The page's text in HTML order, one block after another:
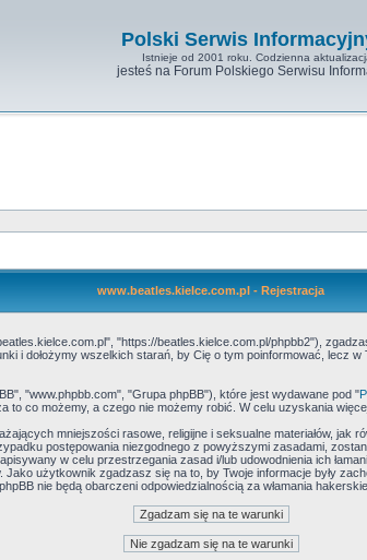
Polski Serwis
Istnieje od 2001 roku. Codzienna
jesteś na Forum Polskiego Serwisu
www.beatles.kielce.com.pl - Rejestracja
"https://beatles.kielce.com.pl/phpbb2"),
i dołożymy wszelkich starań, by Cię o tym poinformować, lecz
"www.phpbb.com", "Grupa phpBB"), które jest wydawane pod "
co możemy, a czego nie możemy robić. W celu uzyskania
mniejszości rasowe, religijne i seksualne materiałów, jak
postępowania niezgodnego z powyższymi zasadami,
w celu przestrzegania zasad i/lub udowodnienia ich
użytkownik zgadzasz się na to, by Twoje informacje były
nie będą obarczeni odpowiedzialnością za włamania